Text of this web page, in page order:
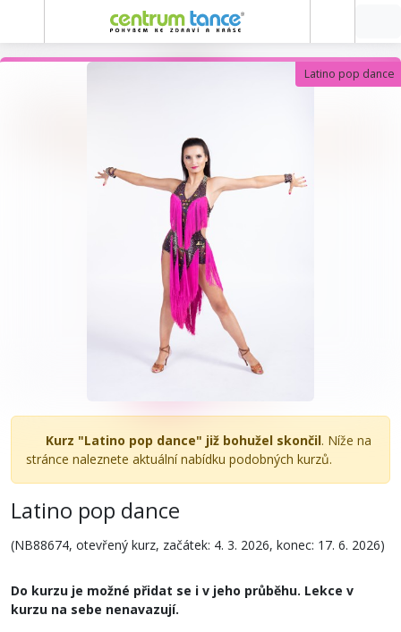
Latino pop dance
Kurz "Latino pop dance" již bohužel skončil. Níže na
stránce naleznete aktuální nabídku podobných kurzů.
Latino pop dance
(NB88674, otevřený kurz, začátek: 4. 3. 2026, konec: 17. 6. 2026)
Do kurzu je možné přidat se i v jeho průběhu. Lekce v
kurzu na sebe nenavazují.